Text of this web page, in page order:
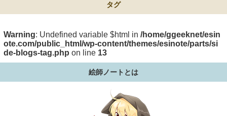
タグ
Warning: Undefined variable $html in /home/ggeeknet/esin
ote.com/public_html/wp-content/themes/esinote/parts/si
de-blogs-tag.php on line 13
絵師ノートとは